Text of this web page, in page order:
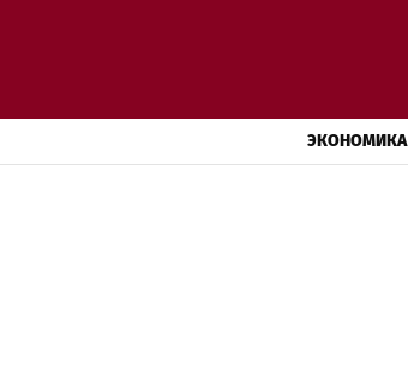
ЭКОНОМИКА